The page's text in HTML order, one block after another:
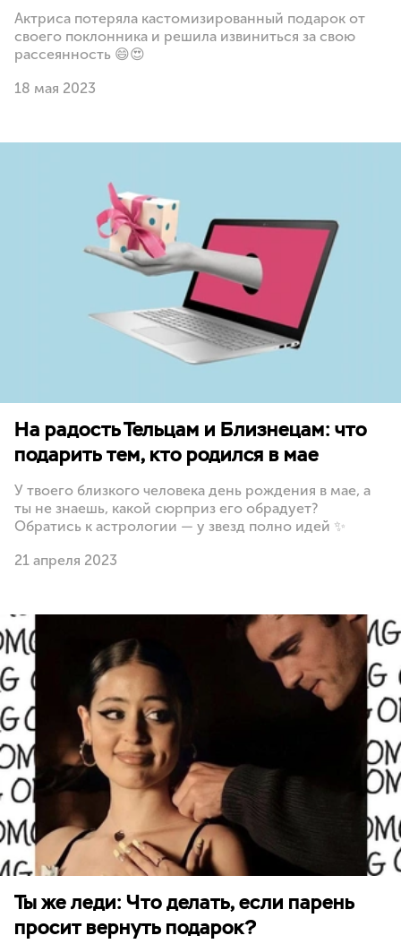
Актриса потеряла кастомизированный подарок от
своего поклонника и решила извиниться за свою
рассеянность 😄😍
18 мая 2023
На радость Тельцам и Близнецам: что
подарить тем, кто родился в мае
У твоего близкого человека день рождения в мае, а
ты не знаешь, какой сюрприз его обрадует?
Обратись к астрологии — у звезд полно идей ✨
21 апреля 2023
Ты же леди: Что делать, если парень
просит вернуть подарок?